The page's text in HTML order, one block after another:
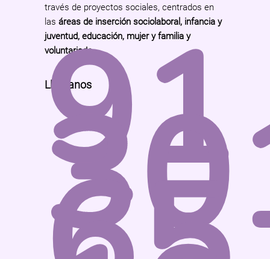
través de proyectos sociales, centrados en
las áreas de inserción sociolaboral, infancia y
juventud, educación, mujer y familia y
voluntariado.
Llámanos
91